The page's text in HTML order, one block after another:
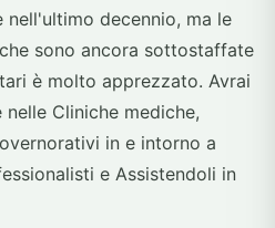
decennio, ma le
sono ancora sottostaffate
è molto apprezzato. Avrai
Cliniche mediche,
in e intorno a
e Assistendoli in